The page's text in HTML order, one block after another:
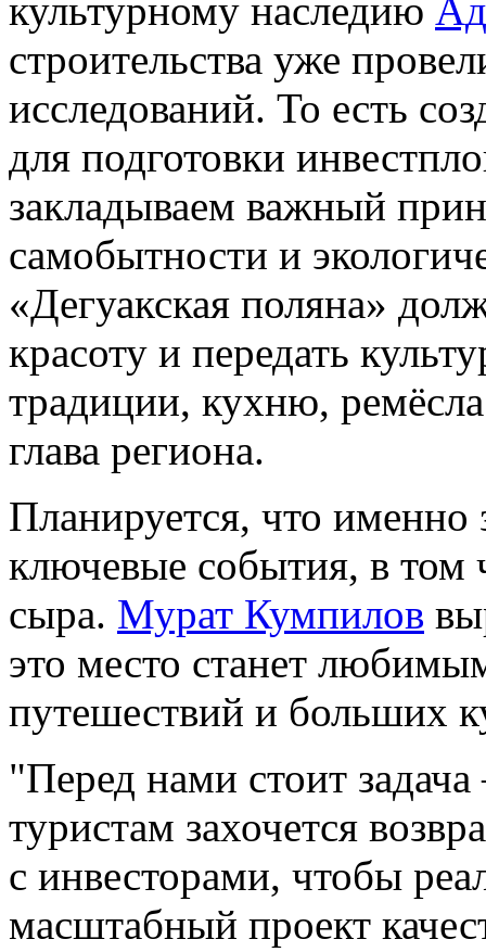
культурному наследию
строительства уже
исследований. То есть
для подготовки
закладываем важный
самобытности и
«Дегуакская поляна»
красоту и передать
традиции, кухню,
глава региона.
Планируется, что именно
ключевые события, в том
сыра. Мурат Кумпилов
это место станет
путешествий и больших
"Перед нами стоит задача
туристам захочется
с инвесторами, чтобы
масштабный проект